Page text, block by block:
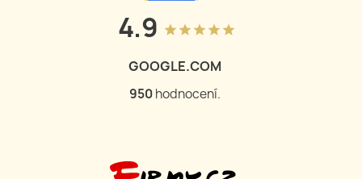
4.9 grade grade grade grade grade
GOOGLE.COM
950 hodnocení.